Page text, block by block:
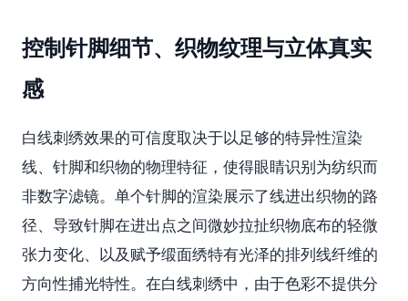
控制针脚细节、织物纹理与立体真实
感
白线刺绣效果的可信度取决于以足够的特异性渲染
线、针脚和织物的物理特征，使得眼睛识别为纺织而
非数字滤镜。单个针脚的渲染展示了线进出织物的路
径、导致针脚在进出点之间微妙拉扯织物底布的轻微
张力变化、以及赋予缎面绣特有光泽的排列线纤维的
方向性捕光特性。在白线刺绣中，由于色彩不提供分